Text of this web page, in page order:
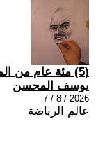
(5) مئة عام من المونديال
يوسف المحسن
2026 / 8 / 7
عالم الرياضة